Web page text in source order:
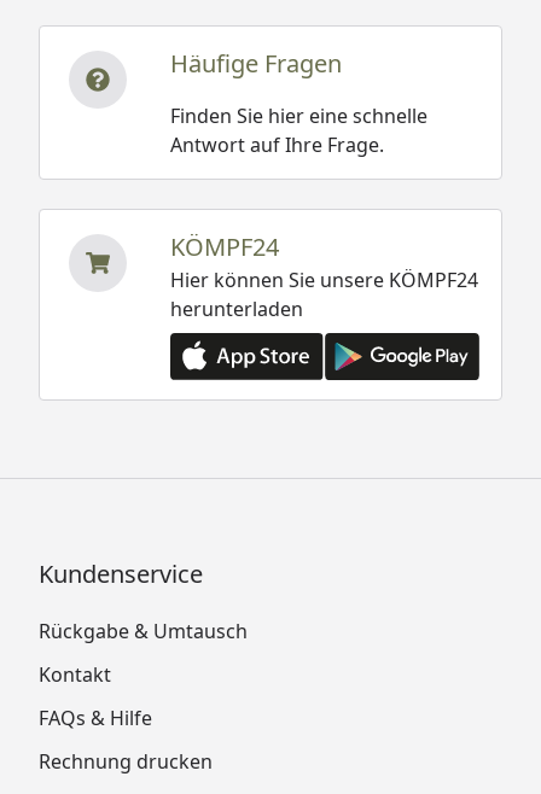
Häufige Fragen
Finden Sie hier eine schnelle
Antwort auf Ihre Frage.
KÖMPF24
Hier können Sie unsere KÖMPF24
herunterladen
Kundenservice
Rückgabe & Umtausch
Kontakt
FAQs & Hilfe
Rechnung drucken